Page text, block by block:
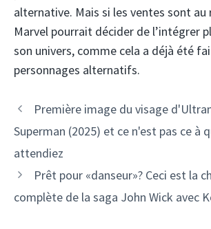
alternative. Mais si les ventes sont au
Marvel pourrait décider de l’intégrer
son univers, comme cela a déjà été
personnages alternatifs.
Première image du visage
Superman (2025) et ce n'est pas ce à
attendiez
Prêt pour «danseur»? Ceci est la
complète de la saga John Wick avec